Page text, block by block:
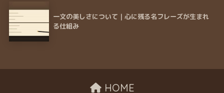
一文の美しさについて｜心に残る名フレーズが生まれ
る仕組み
HOME